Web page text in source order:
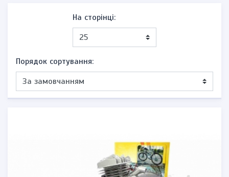
На сторінці:
Порядок сортування: